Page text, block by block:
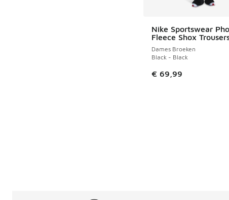
Nike Sportswear
Fleece Shox
Dames Broeken
Black - Black
€ 69,99